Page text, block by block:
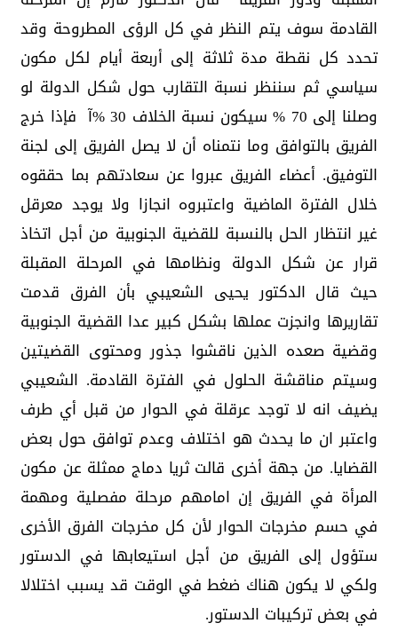
القادمة سوف يتم النظر في كل الرؤى المطروحة وقد
تحدد كل نقطة مدة ثلاثة إلى أربعة أيام لكل مكون
سياسي ثم سننظر نسبة التقارب حول شكل الدولة لو
وصلنا إلى 70 % سيكون نسبة الخلاف 30 %آ فإذا خرج
الفريق بالتوافق وما نتمناه أن لا يصل الفريق إلى لجنة
التوفيق. أعضاء الفريق عبروا عن سعادتهم بما حققوه
خلال الفترة الماضية واعتبروه انجازا ولا يوجد معرقل
غير انتظار الحل بالنسبة للقضية الجنوبية من أجل اتخاذ
قرار عن شكل الدولة ونظامها في المرحلة المقبلة
حيث قال الدكتور يحيى الشعيبي بأن الفرق قدمت
تقاريرها وانجزت عملها بشكل كبير عدا القضية الجنوبية
وقضية صعده الذين ناقشوا جذور ومحتوى القضيتين
وسيتم مناقشة الحلول في الفترة القادمة. الشعيبي
يضيف انه لا توجد عرقلة في الحوار من قبل أي طرف
واعتبر ان ما يحدث هو اختلاف وعدم توافق حول بعض
القضايا. من جهة أخرى قالت ثريا دماج ممثلة عن مكون
المرأة في الفريق إن امامهم مرحلة مفصلية ومهمة
في حسم مخرجات الحوار لأن كل مخرجات الفرق الأخرى
ستؤول إلى الفريق من أجل استيعابها في الدستور
ولكي لا يكون هناك ضغط في الوقت قد يسبب اختلالا
في بعض تركيبات الدستور.